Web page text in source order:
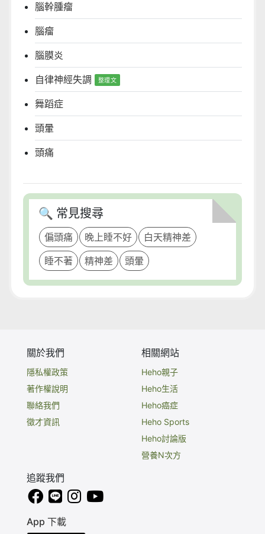
腦幹腫瘤
腦瘤
腦膜炎
自律神經失調
舞蹈症
頭暈
頭痛
🔍 常見搜尋
偏頭痛 晚上睡不好
白天精神差
睡不著
精神差 頭暈
關於我們
隱私權政策
著作權說明
聯絡我們
徵才資訊
相關網站
Heho親子
Heho生活
Heho癌症
Heho Sports
Heho討論版
營養N次方
追蹤我們
App 下載